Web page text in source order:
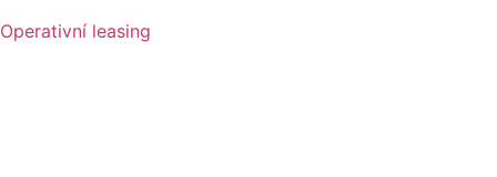
Operativní leasing